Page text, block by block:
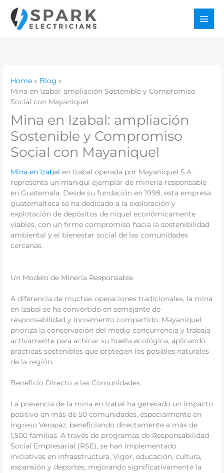
content
Home
Blog
Mina en Izabal: ampliación Sostenible y Compromiso
Social con Mayaniquel
Mina en Izabal: ampliación
Sostenible y Compromiso
Social con Mayaniquel
Mina en Izabal en Izabal operada por Mayaniquel S.A.
representa un maniquí ejemplar de minería responsable
en Guatemala. Desde su fundación en 1998, esta empresa
guatemalteca se ha dedicado a la exploración y
explotación de depósitos de níquel económicamente
viables, con un firme compromiso hacia la sostenibilidad
ambiental y el bienestar social de las comunidades
cercanas.
Un Modelo de Minería Responsable
A diferencia de muchas operaciones tradicionales, la mina
en Izabal se ha convertido en semejante de
responsabilidad y incremento compartido. Mayaniquel
prioriza la conservación del medio concurrencia y trabaja
activamente para achicar su huella ecológica, aplicando
prácticas sostenibles que protegen los posibles naturales
de la región.
Beneficio Directo a las Comunidades
La presencia de la mina en Izabal ha generado un impacto
positivo en más de 50 comunidades, especialmente en
ingreso Verapaz, beneficiando directamente a más de
1,500 familias. A través de programas de Responsabilidad
Social Empresarial (RSE), se han implementado
iniciativas en infraestructura, Vigor, educación, cultura,
expansión y deportes, mejorando significativamente la